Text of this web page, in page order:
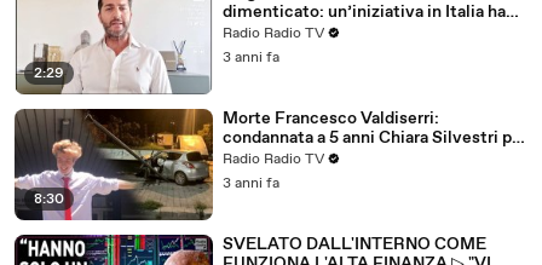
2:29
dimenticato: un’iniziativa in Italia ha
voluto riportarle alla luce
Radio Radio TV
3 anni fa
8:30
Morte Francesco Valdiserri:
condannata a 5 anni Chiara Silvestri per
omicidio stradale ▷ Il padre: "Il giudice
ha aumentato la pena, fa riflettere"
Radio Radio TV
3 anni fa
SVELATO DALL'INTERNO COME